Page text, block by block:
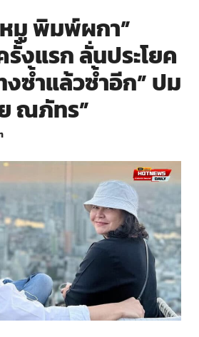
มู พิมพ์ผกา”
รั้งแรก ลั่นประโยค
ซ้ำแล้วซ้ำอีก” ปม
ณภัทร”